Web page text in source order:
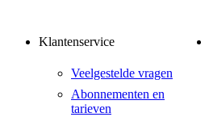
Klantenservice
Veelgestelde vragen
Abonnementen en
tarieven